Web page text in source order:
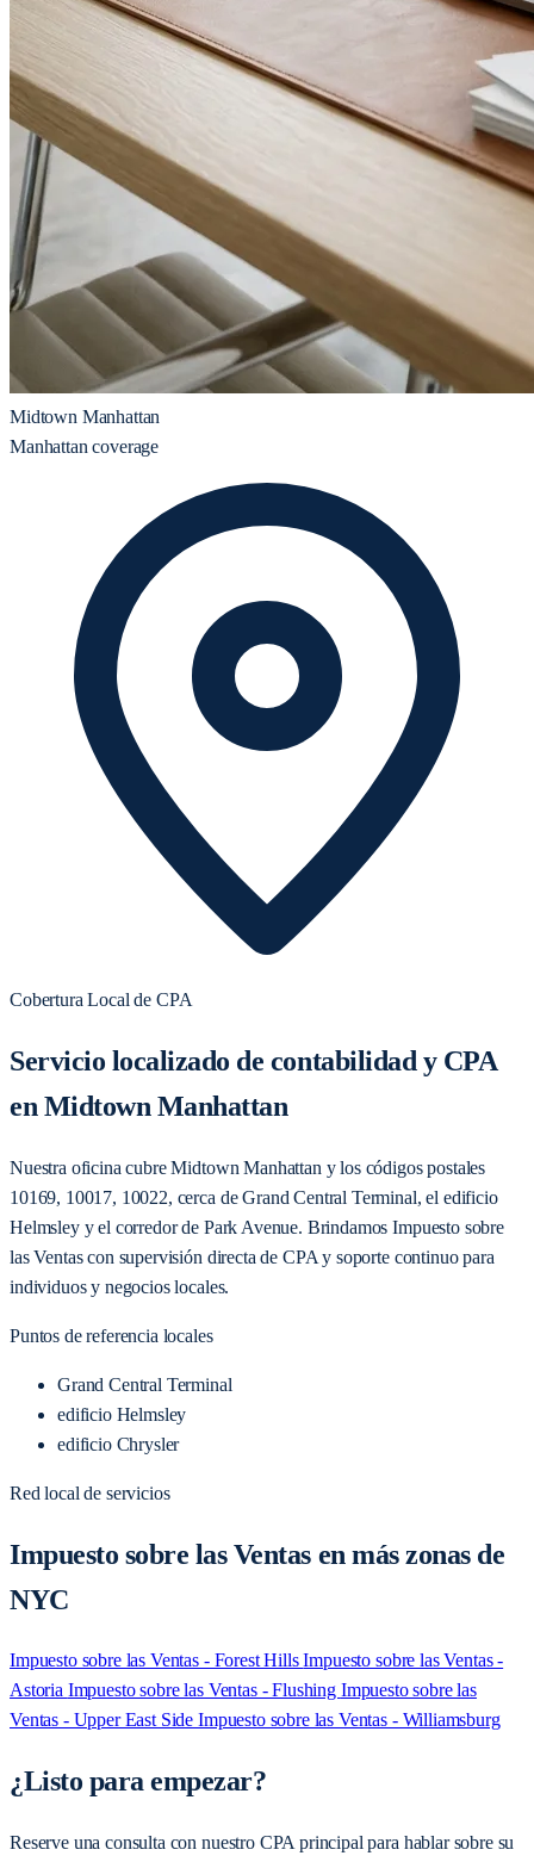
Midtown Manhattan
Manhattan coverage
Cobertura Local de CPA
Servicio localizado de contabilidad y CPA
en Midtown Manhattan
Nuestra oficina cubre Midtown Manhattan y los códigos postales
10169, 10017, 10022, cerca de Grand Central Terminal, el edificio
Helmsley y el corredor de Park Avenue. Brindamos Impuesto sobre
las Ventas con supervisión directa de CPA y soporte continuo para
individuos y negocios locales.
Puntos de referencia locales
Grand Central Terminal
edificio Helmsley
edificio Chrysler
Red local de servicios
Impuesto sobre las Ventas en más zonas de
NYC
Impuesto sobre las Ventas - Forest HillsImpuesto sobre las Ventas -
Astoria Impuesto sobre las Ventas - Flushing Impuesto sobre las
Ventas - Upper East Side Impuesto sobre las Ventas - Williamsburg
¿Listo para empezar?
Reserve una consulta con nuestro CPA principal para hablar sobre su